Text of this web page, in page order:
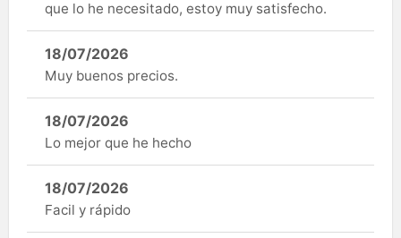
que lo he necesitado, estoy muy satisfecho.
18/07/2026
Muy buenos precios.
18/07/2026
Lo mejor que he hecho
18/07/2026
Facil y rápido